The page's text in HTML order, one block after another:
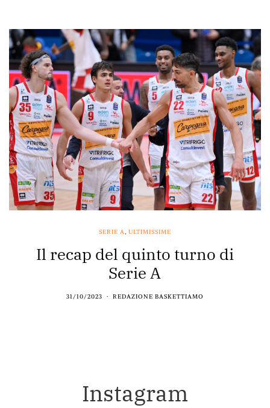
SERIE A, ULTIMISSIME
Il recap del quinto turno di
Serie A
31/10/2023 REDAZIONE BASKETTIAMO
Instagram